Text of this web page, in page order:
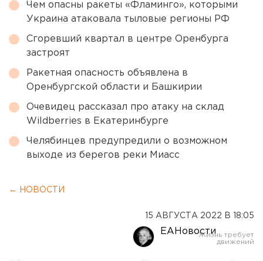
Чем опасны ракеты «Фламинго», которыми
Украина атаковала тыловые регионы РФ
Сгоревший квартал в центре Оренбурга
застроят
Ракетная опасность объявлена в
Оренбургской области и Башкирии
Очевидец рассказал про атаку на склад
Wildberries в Екатеринбурге
Челябинцев предупредили о возможном
выходе из берегов реки Миасс
← НОВОСТИ
15 АВГУСТА 2022 В 18:05
ЕАНовости